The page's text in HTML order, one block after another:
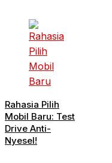
Rahasia Pilih
Mobil Baru: Test
Drive Anti-
Nyesel!